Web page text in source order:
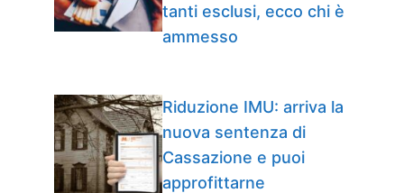
tanti esclusi, ecco chi è
ammesso
Riduzione IMU: arriva la
nuova sentenza di
Cassazione e puoi
approfittarne